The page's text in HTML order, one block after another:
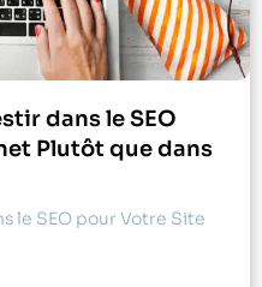
dans le SEO
Plutôt que dans
le SEO pour Votre Site